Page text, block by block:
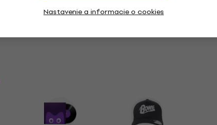
Nastavenie a informacie o cookies